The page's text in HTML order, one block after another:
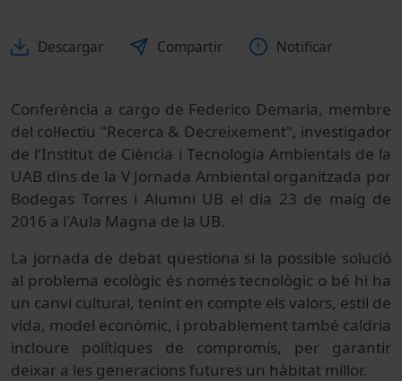
Descargar Compartir Notificar
Conferència a cargo de Federico Demaria, membre
del col·lectiu "Recerca & Decreixement", investigador
de l'Institut de Ciència i Tecnologia Ambientals de la
UAB dins de la V Jornada Ambiental organitzada por
Bodegas Torres i Alumni UB el dia 23 de maig de
2016 a l'Aula Magna de la UB.
La jornada de debat qüestiona si la possible solució
al problema ecològic és només tecnològic o bé hi ha
un canvi cultural, tenint en compte els valors, estil de
vida, model econòmic, i probablement també caldria
incloure
polítiques de compromís, per garantir
deixar a les generacions futures un hàbitat millor.